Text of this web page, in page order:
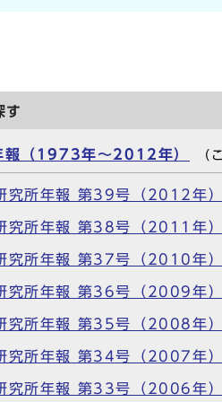
す
報（1973年～2012年） （
究所年報 第39号（2012年）
究所年報 第38号（2011年）
究所年報 第37号（2010年）
究所年報 第36号（2009年）
究所年報 第35号（2008年）
究所年報 第34号（2007年）
究所年報 第33号（2006年）